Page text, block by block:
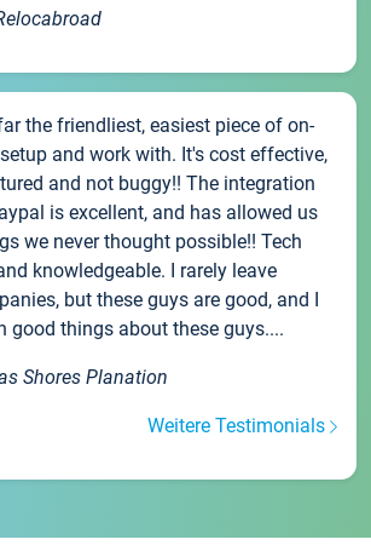
the friendliest, easiest piece of on-
and work with. It's cost effective,
and not buggy!! The integration
is excellent, and has allowed us
we never thought possible!! Tech
knowledgeable. I rarely leave
but these guys are good, and I
good things about these guys....
Shores Planation
Weitere Testimonials